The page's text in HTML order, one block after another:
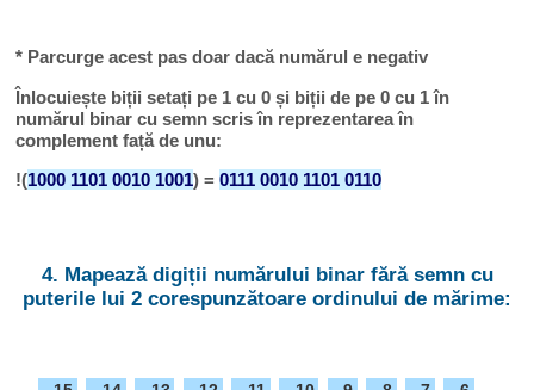
* Parcurge acest pas doar dacă numărul e negativ
Înlocuiește biții setați pe 1 cu 0 și biții de pe 0 cu 1 în
numărul binar cu semn scris în reprezentarea în
complement față de unu:
!(1000 1101 0010 1001) =0111 0010 1101 0110
4. Mapează digiții numărului binar fără semn cu
puterile lui 2 corespunzătoare ordinului de mărime: